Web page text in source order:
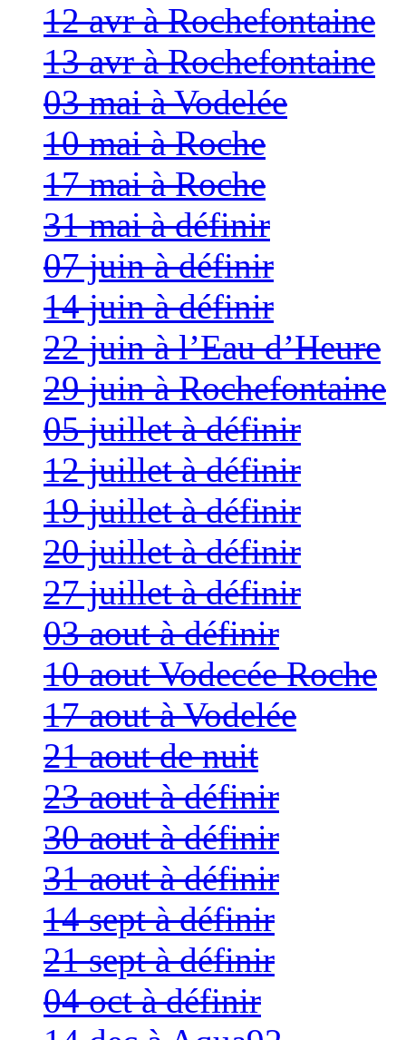
12 avr à Rochefontaine
13 avr à Rochefontaine
03 mai à Vodelée
10 mai à Roche
17 mai à Roche
31 mai à définir
07 juin à définir
14 juin à définir
22 juin à l’Eau d’Heure
29 juin à Rochefontaine
05 juillet à définir
12 juillet à définir
19 juillet à définir
20 juillet à définir
27 juillet à définir
03 aout à définir
10 aout Vodecée Roche
17 aout à Vodelée
21 aout de nuit
23 aout à définir
30 aout à définir
31 aout à définir
14 sept à définir
21 sept à définir
04 oct à définir